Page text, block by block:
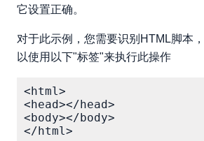
它设置正确。
对于此示例，您需要识别HTML脚本
以使用以下"标签"来执行此操作
<html>
<head></head>
<body></body>